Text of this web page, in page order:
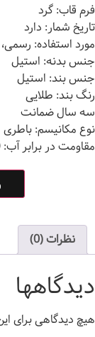
فرم قاب: گرد
تاریخ شمار: دارد
مورد استفاده: رسمی،
جنس بدنه: استیل
جنس بند: استیل
رنگ بند: طلایی
سه سال ضمانت
نوع مکانیسم: باطری
مقاومت در برابر آب: WR50
نظرات (0)
دیدگاهها
هیچ دیدگاهی برای